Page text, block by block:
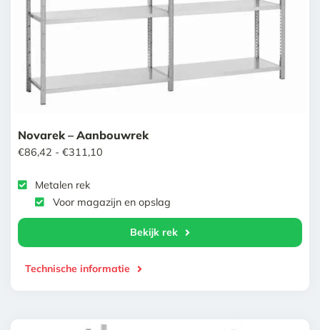
Novarek – Aanbouwrek
€86,42 - €311,10Prijsklasse:
€311,10
Metalen rek
Voor magazijn en opslag
Bekijk rek
Technische informatie